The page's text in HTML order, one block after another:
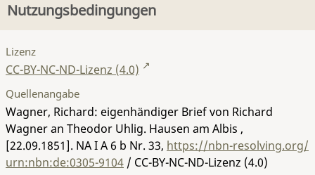
Nutzungsbedingungen
Lizenz
CC-BY-NC-ND-Lizenz (4.0)
Quellenangabe
Wagner, Richard: eigenhändiger Brief von Richard
Wagner an Theodor Uhlig. Hausen am Albis ,
[22.09.1851]. NA I A 6 b Nr. 33, https://nbn-resolving.org/
urn:nbn:de:0305-9104 / CC-BY-NC-ND-Lizenz (4.0)